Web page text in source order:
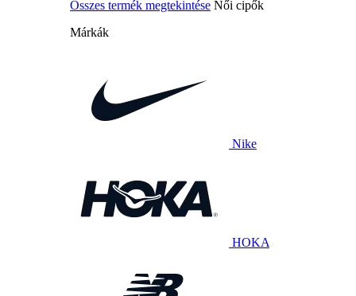
Összes termék megtekintése Női cipők
Márkák
Nike
HOKA